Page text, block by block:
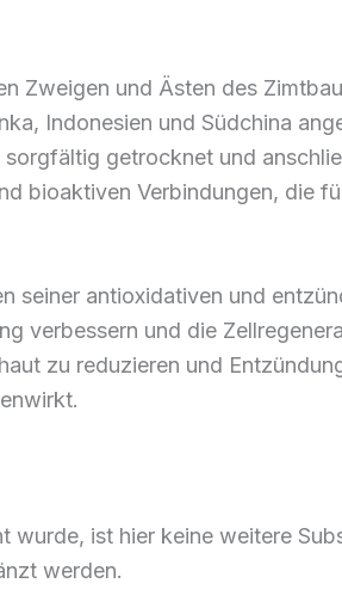
Zweigen und Ästen des
Indonesien und Südchina
getrocknet und
bioaktiven Verbindungen, die
seiner antioxidativen und
verbessern und die
zu reduzieren und
ist hier keine weitere
werden.